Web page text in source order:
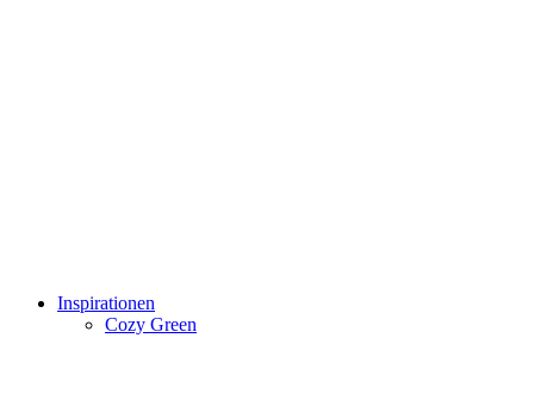
Inspirationen
Cozy Green